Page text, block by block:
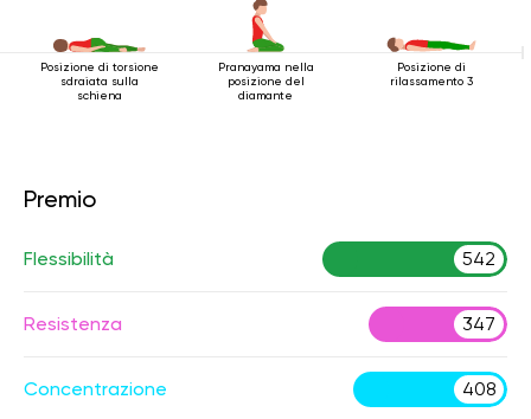
Posizione di torsione
sdraiata sulla
schiena
Pranayama nella
posizione del
diamante
Posizione di
rilassamento 3
Premio
Flessibilità 542
Resistenza 347
Concentrazione 408